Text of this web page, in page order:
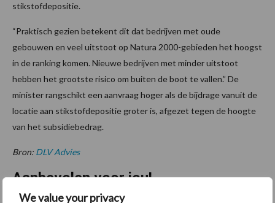
We value your privacy
stikstofdepositie.
“Praktisch gezien betekent dit dat bedrijven met oude
gebouwen en veel uitstoot op Natura 2000-gebieden het hoogst
in de ranking komen. Nieuwe bedrijven met minder uitstoot
hebben het grootste risico om buiten de boot te vallen.” De
minister rangschikt een aanvraag hoger als de bijdrage vanuit de
locatie aan stikstofdepositie groter is, afgezet tegen de hoogte
van het subsidiebedrag.
Bron: DLV Advies
Aanbevolen voor jou!